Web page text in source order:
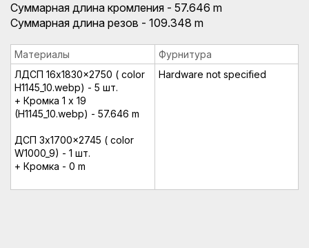
Суммарная длина кромления - 57.646 m
Суммарная длина резов - 109.348 m
Материалы
Фурнитура
ЛДСП 16x1830x2750 ( color
H1145_10.webp) - 5 шт.
+ Кромка 1 x 19
(H1145_10.webp) - 57.646 m
ДСП 3x1700x2745 ( color
W1000_9) - 1 шт.
+ Кромка - 0 m
Hardware not specified